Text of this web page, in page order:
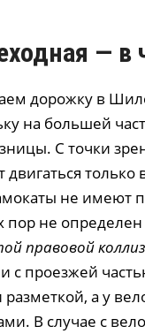
— в
дорожку в
на большей
С точки
только
не имеют
пор не
правовой
с проезжей
а у
В случае с